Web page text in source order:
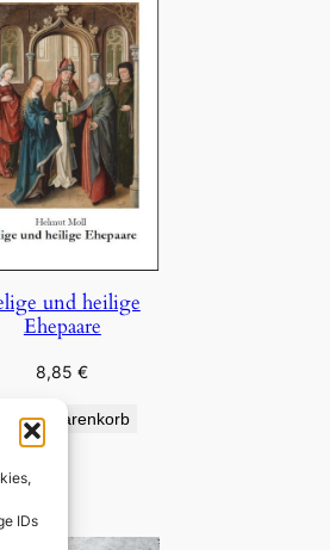
IDs
und heilige
Ehepaare
8,85€
In den Warenkorb